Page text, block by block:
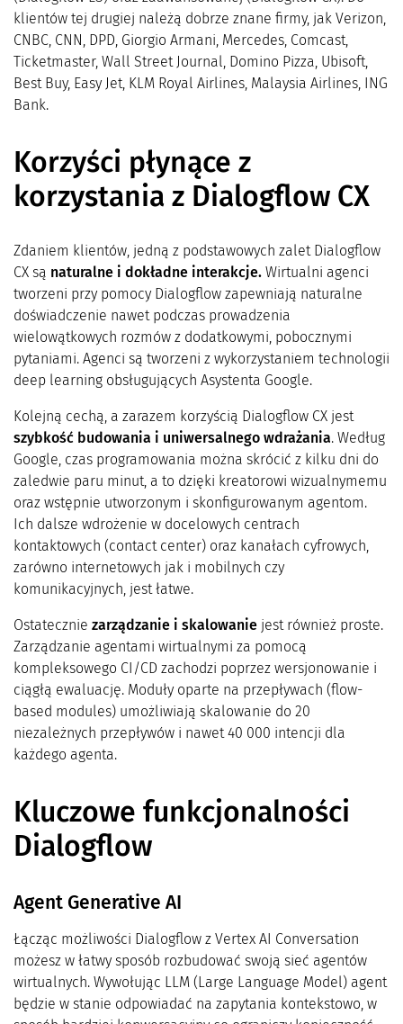
klientów tej drugiej należą dobrze znane firmy, jak Verizon,
CNBC, CNN, DPD, Giorgio Armani, Mercedes, Comcast,
Ticketmaster, Wall Street Journal, Domino Pizza, Ubisoft,
Best Buy, Easy Jet, KLM Royal Airlines, Malaysia Airlines, ING
Bank.
Korzyści płynące z
korzystania z Dialogflow CX
Zdaniem klientów, jedną z podstawowych zalet Dialogflow
CX są naturalne i dokładne interakcje. Wirtualni agenci
tworzeni przy pomocy Dialogflow zapewniają naturalne
doświadczenie nawet podczas prowadzenia
wielowątkowych rozmów z dodatkowymi, pobocznymi
pytaniami. Agenci są tworzeni z wykorzystaniem technologii
deep learning obsługujących Asystenta Google.
Kolejną cechą, a zarazem korzyścią Dialogflow CX jest
szybkość budowania i uniwersalnego wdrażania. Według
Google, czas programowania można skrócić z kilku dni do
zaledwie paru minut, a to dzięki kreatorowi wizualnymemu
oraz wstępnie utworzonym i skonfigurowanym agentom.
Ich dalsze wdrożenie w docelowych centrach
kontaktowych (contact center) oraz kanałach cyfrowych,
zarówno internetowych jak i mobilnych czy
komunikacyjnych, jest łatwe.
Ostatecznie zarządzanie i skalowanie jest również proste.
Zarządzanie agentami wirtualnymi za pomocą
kompleksowego CI/CD zachodzi poprzez wersjonowanie i
ciągłą ewaluację. Moduły oparte na przepływach (flow-
based modules) umożliwiają skalowanie do 20
niezależnych przepływów i nawet 40 000 intencji dla
każdego agenta.
Kluczowe funkcjonalności
Dialogflow
Agent Generative AI
Łącząc możliwości Dialogflow z Vertex AI Conversation
możesz w łatwy sposób rozbudować swoją sieć agentów
wirtualnych. Wywołując LLM (Large Language Model) agent
będzie w stanie odpowiadać na zapytania kontekstowo, w